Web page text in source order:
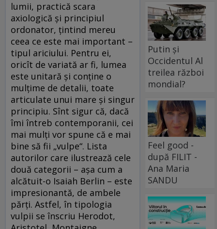
lumii, practică scara
axiologică şi principiul
ordonator, ţintind mereu
ceea ce este mai important –
tipul ariciului. Pentru ei,
oricît de variată ar fi, lumea
este unitară şi conţine o
mulţime de detalii, toate
articulate unui mare şi singur
principiu. Sînt sigur că, dacă
îmi întreb contemporanii, cei
mai mulţi vor spune că e mai
bine să fii „vulpe“. Lista
autorilor care ilustrează cele
două categorii – aşa cum a
alcătuit-o Isaiah Berlin – este
impresionantă, de ambele
părţi. Astfel, în tipologia
vulpii se înscriu Herodot,
Putin și
Occidentul Al
treilea război
mondial?
Feel good -
după FILIT -
Ana Maria
SANDU